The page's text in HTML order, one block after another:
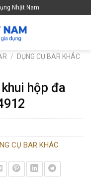
Nhật Nam
/ DỤNG CỤ BAR KHÁC
khui hộp đa
CỤ BAR KHÁC